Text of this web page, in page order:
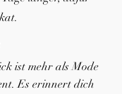
ist mehr als Mode
Es erinnert dich